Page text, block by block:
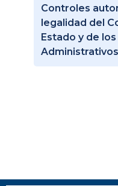
Controles
legalidad del
Estado y de
Administrativos